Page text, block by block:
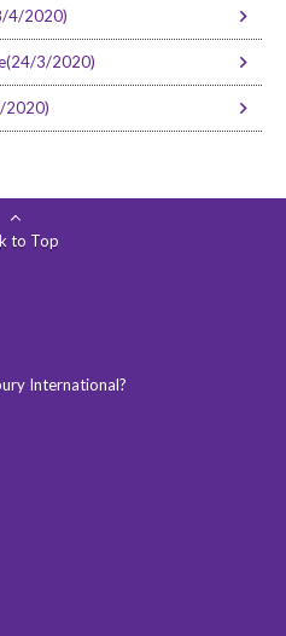
4/2020)
3/2020)
2020)
to Top
International?